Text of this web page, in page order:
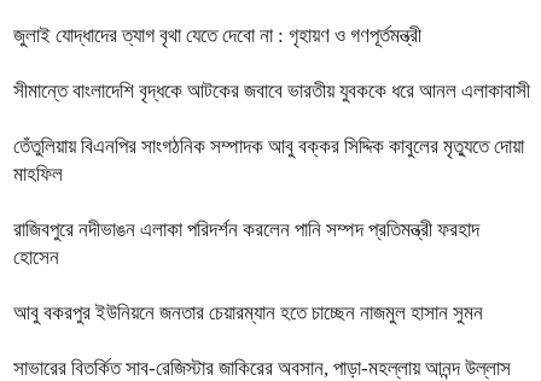
জুলাই যোদ্ধাদের ত্যাগ বৃথা যেতে দেবো না : গৃহায়ণ ও গণপূর্তমন্ত্রী
সীমান্তে বাংলাদেশি বৃদ্ধকে আটকের জবাবে ভারতীয় যুবককে ধরে আনল এলাকাবাসী
তেঁতুলিয়ায় বিএনপির সাংগঠনিক সম্পাদক আবু বক্কর সিদ্দিক কাবুলের মৃত্যুতে দোয়া
মাহফিল
রাজিবপুরে নদীভাঙন এলাকা পরিদর্শন করলেন পানি সম্পদ প্রতিমন্ত্রী ফরহাদ
হোসেন
আবু বকরপুর ইউনিয়নে জনতার চেয়ারম্যান হতে চাচ্ছেন নাজমুল হাসান সুমন
সাভারের বিতর্কিত সাব-রেজিস্টার জাকিরের অবসান, পাড়া-মহল্লায় আনন্দ উল্লাস